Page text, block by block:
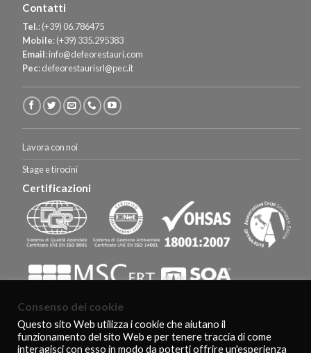
Contatti
Tel.:(+39) 06.786475
Mobile:(+39) 335.295383
Email:info@defeorestauri.com
Pec:defeorestaurisrl@pec.it
Lavora con noi
Stage e tirocini
Certificazioni
HOMEPAGE CERTIFICAZIONI E RICONOSCIMENTI
CLIENTI
AGEVOLAZIONI FISCALI
CONTATTI COOKIE POLICY PRIVACY POLICY
Consenso dei cookie
Questo sito Web utilizza i cookie che aiutano il
funzionamento del sito Web e per tenere traccia di come
interagisci con esso in modo da poterti offrire un'esperienza